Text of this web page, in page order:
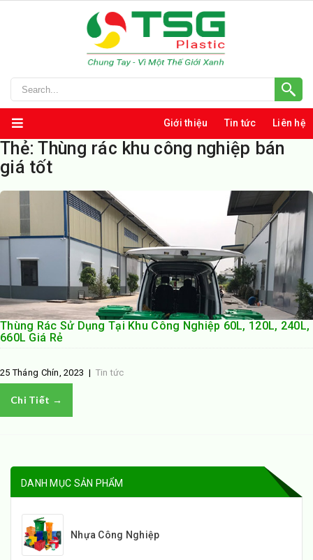
Giới thiệu Tin tức Liên hệ
Thẻ:Thùng rác khu công nghiệp bán
giá tốt
Thùng Rác Sử Dụng Tại Khu Công Nghiệp 60L, 120L, 240L,
660L Giá Rẻ
25 Tháng Chín, 2023 | Tin tức
Chi Tiết →
DANH MỤC SẢN PHẨM
Nhựa Công Nghiệp